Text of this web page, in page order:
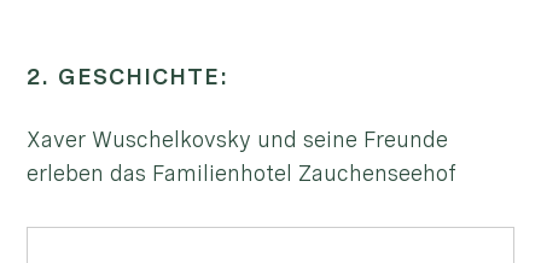
2. GESCHICHTE:
Xaver Wuschelkovsky und seine Freunde
erleben das Familienhotel Zauchenseehof